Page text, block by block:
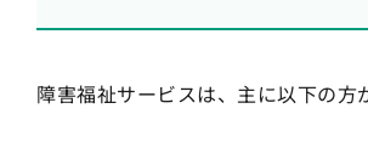
障害福祉サービスは、主に以下の方